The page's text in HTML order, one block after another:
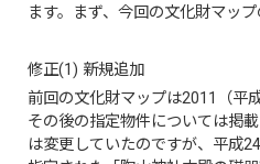
ます。まず、今回の文化財マップ
修正(1) 新規追加
前回の文化財マップは2011（平
その後の指定物件については掲
は変更していたのですが、平成